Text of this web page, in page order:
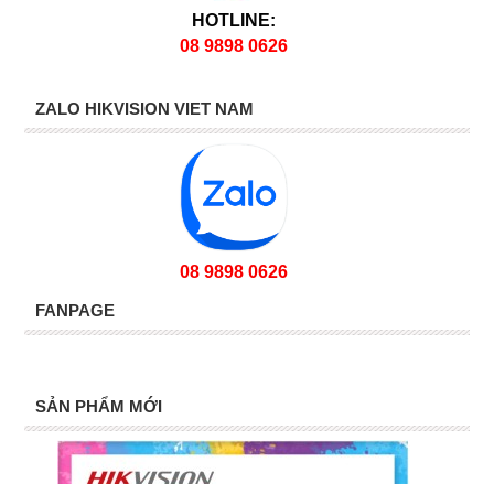
HOTLINE:
08 9898 0626
ZALO HIKVISION VIET NAM
08 9898 0626
FANPAGE
SẢN PHẨM MỚI